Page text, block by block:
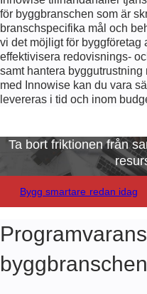
för byggbranschen som är
branschspecifika mål och
vi det möjligt för byggföretag
effektivisera redovisnings-
samt hantera
med Innowise kan du vara
levereras i tid och inom
Ta bort friktionen från
Bygg smartare redan idag
byggbranschen